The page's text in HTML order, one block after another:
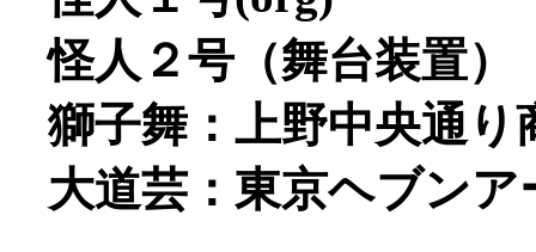
怪人２号（舞台装置）
獅子舞：上野中央通り
大道芸：東京ヘブン